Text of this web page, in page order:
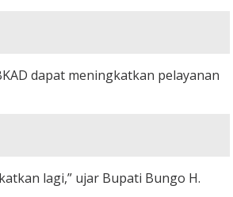
dapat meningkatkan pelayanan
lagi,” ujar Bupati Bungo H.